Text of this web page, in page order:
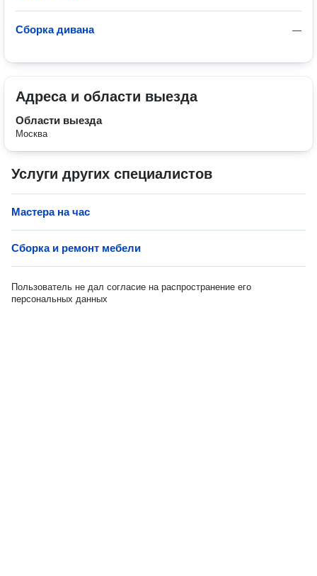
—
Сборка дивана
Адреса и области выезда
Области выезда
Москва
Услуги других специалистов
Мастера на час
Сборка и ремонт мебели
Пользователь не дал согласие на распространение его
персональных данных